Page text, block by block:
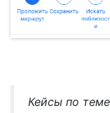
Кейсы по